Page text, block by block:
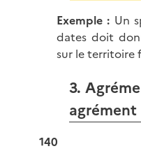
Exemple : Un
dates doit
sur le territoire
3.
140